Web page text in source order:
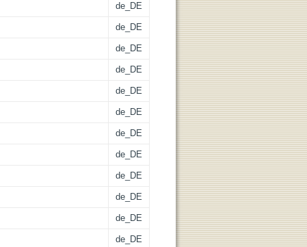
de_DE
de_DE
de_DE
de_DE
de_DE
de_DE
de_DE
de_DE
de_DE
de_DE
de_DE
de_DE